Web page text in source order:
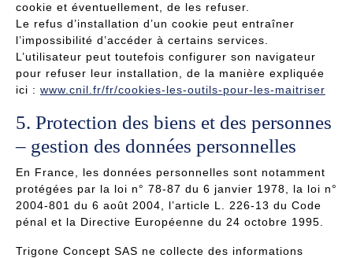
cookie et éventuellement, de les refuser.
Le refus d’installation d’un cookie peut entraîner
l’impossibilité d’accéder à certains services.
L’utilisateur peut toutefois configurer son navigateur
pour refuser leur installation, de la manière expliquée
ici : www.cnil.fr/fr/cookies-les-outils-pour-les-maitriser
5. Protection des biens et des personnes
– gestion des données personnelles
En France, les données personnelles sont notamment
protégées par la loi n° 78-87 du 6 janvier 1978, la loi n°
2004-801 du 6 août 2004, l’article L. 226-13 du Code
pénal et la Directive Européenne du 24 octobre 1995.
Trigone Concept SAS ne collecte des informations